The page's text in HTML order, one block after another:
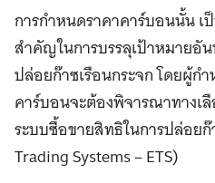
การกำหนดราคาคาร์บอนนั้น เ
สำคัญในการบรรลุเป้าหมายอั
ปล่อยก๊าซเรือนกระจก โดยผู้ก
คาร์บอนจะต้องพิจารณาทางเ
ระบบซื้อขายสิทธิในการปล่อย
Trading Systems – ETS)